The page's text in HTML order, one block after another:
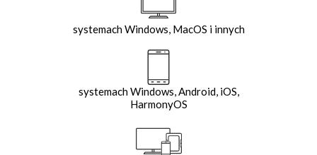
systemach Windows, MacOS i innych
systemach Windows, Android, iOS,
HarmonyOS